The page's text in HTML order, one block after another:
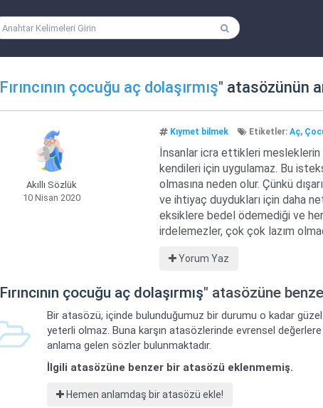
Fırıncının çocuğu aç dolaşırmış" atasözünün
Akıllı Sözlük
10 Nisan 2020
Kıymet bilmek Etiketler: Aç,
İnsanlar icra ettikleri
kendileri için uygulamaz. Bu
olmasına neden olur. Çünkü
ve ihtiyaç duydukları için daha
eksiklere bedel ödemediği ve
irdelemezler, çok çok lazım
Yorum Yaz
Fırıncının çocuğu aç dolaşırmış" atasözüne
Bir atasözü, içinde bulunduğumuz bir durumu o kadar
yeterli olmaz. Buna karşın atasözlerinde evrensel
anlama gelen sözler bulunmaktadır.
İlgili atasözüne benzer bir atasözü eklenmemiş.
Hemen anlamdaş bir atasözü ekle!